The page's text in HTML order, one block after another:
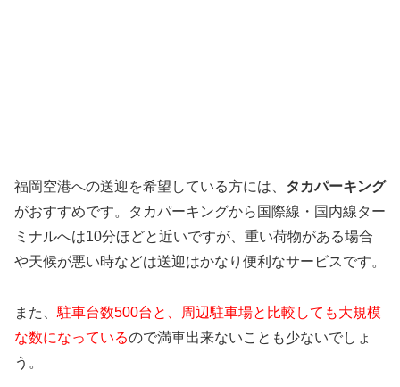
福岡空港への送迎を希望している方には、 タカパーキング
がおすすめです。タカパーキングから国際線・国内線ター
ミナルへは10分ほどと近いですが、重い荷物がある場合
や天候が悪い時などは送迎はかなり便利なサービスです。
また、 駐車台数500台と、周辺駐車場と比較しても大規模
な数になっているので満車出来ないことも少ないでしょ
う。